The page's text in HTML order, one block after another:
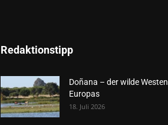
Redaktionstipp
Doñana – der wilde Westen
Europas
18. Juli 2026